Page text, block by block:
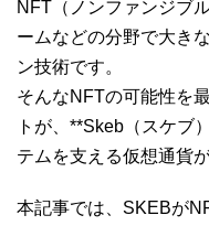
NFT（ノンファンジブ
ームなどの分野で大き
ン技術です。
そんなNFTの可能性を
トが、**Skeb（スケブ
テムを支える仮想通貨
本記事では、SKEBが